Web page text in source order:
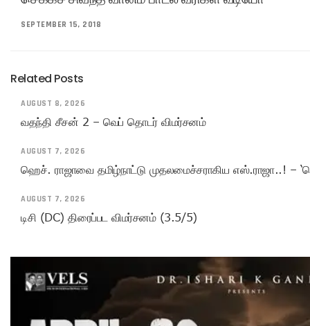
SEPTEMBER 15, 2018
Related Posts
AUGUST 8, 2026
வதந்தி சீசன் 2 – வெப் தொடர் விமர்சனம்
AUGUST 7, 2026
ஹெச். ராஜாவை தமிழ்நாட்டு முதலமைச்சராகிய எஸ்.ராஜா..! –
AUGUST 7, 2026
டிசி (DC) திரைப்பட விமர்சனம் (3.5/5)